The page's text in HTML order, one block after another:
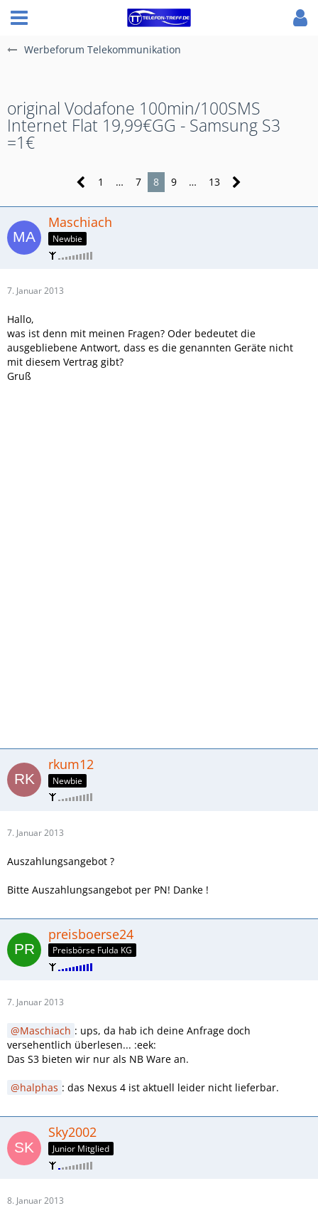
Werbeforum Telekommunikation
original Vodafone 100min/100SMS
Internet Flat 19,99€GG - Samsung S3
=1€
1 … 7 8 9 … 13
Maschiach
Newbie
7. Januar 2013
Hallo,
was ist denn mit meinen Fragen? Oder bedeutet die
ausgebliebene Antwort, dass es die genannten Geräte nicht
mit diesem Vertrag gibt?
Gruß
rkum12
Newbie
7. Januar 2013
Auszahlungsangebot ?
Bitte Auszahlungsangebot per PN! Danke !
preisboerse24
Preisbörse Fulda KG
7. Januar 2013
Maschiach : ups, da hab ich deine Anfrage doch
versehentlich überlesen... :eek:
Das S3 bieten wir nur als NB Ware an.
halphas : das Nexus 4 ist aktuell leider nicht lieferbar.
Sky2002
Junior Mitglied
8. Januar 2013